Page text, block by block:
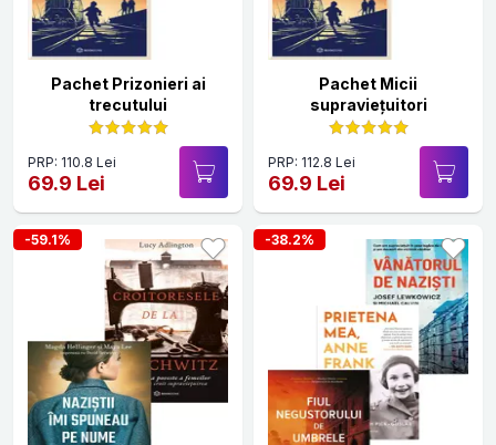
Pachet Prizonieri ai
trecutului
PRP: 110.8 Lei
69.9 Lei
Pachet Micii
supraviețuitori
PRP: 112.8 Lei
69.9 Lei
-59.1% -38.2%